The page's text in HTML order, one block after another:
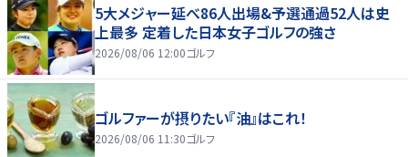
5大メジャー延べ86人出場&予選通過52人は史
上最多 定着した日本女子ゴルフの強さ
2026/08/06 12:00ゴルフ
ゴルファーが摂りたい『油』はこれ！
2026/08/06 11:30ゴルフ